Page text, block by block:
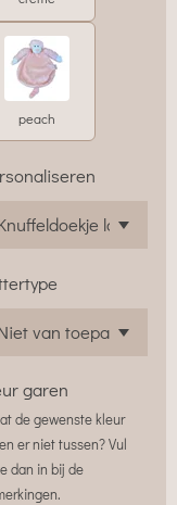
peach
garen
de gewenste kleur
er niet tussen? Vul
dan in bij de